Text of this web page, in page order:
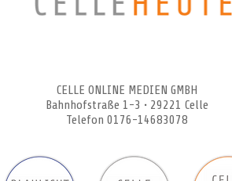
CELLE ONLINE MEDIEN GMBH
Bahnhofstraße 1-3 • 29221 Celle
Telefon 0176-14683078